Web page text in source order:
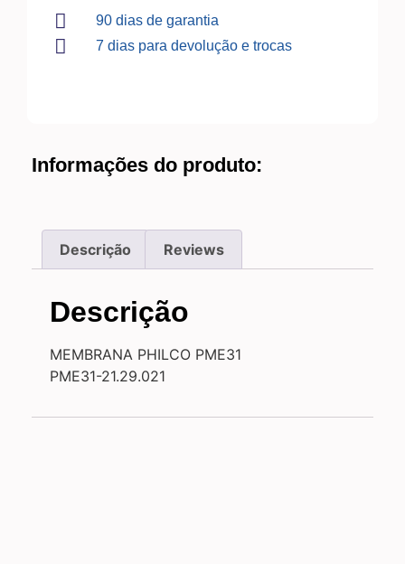
90 dias de garantia
7 dias para devolução e trocas
Informações do produto:
Descrição Reviews
Descrição
MEMBRANA PHILCO PME31
PME31-21.29.021